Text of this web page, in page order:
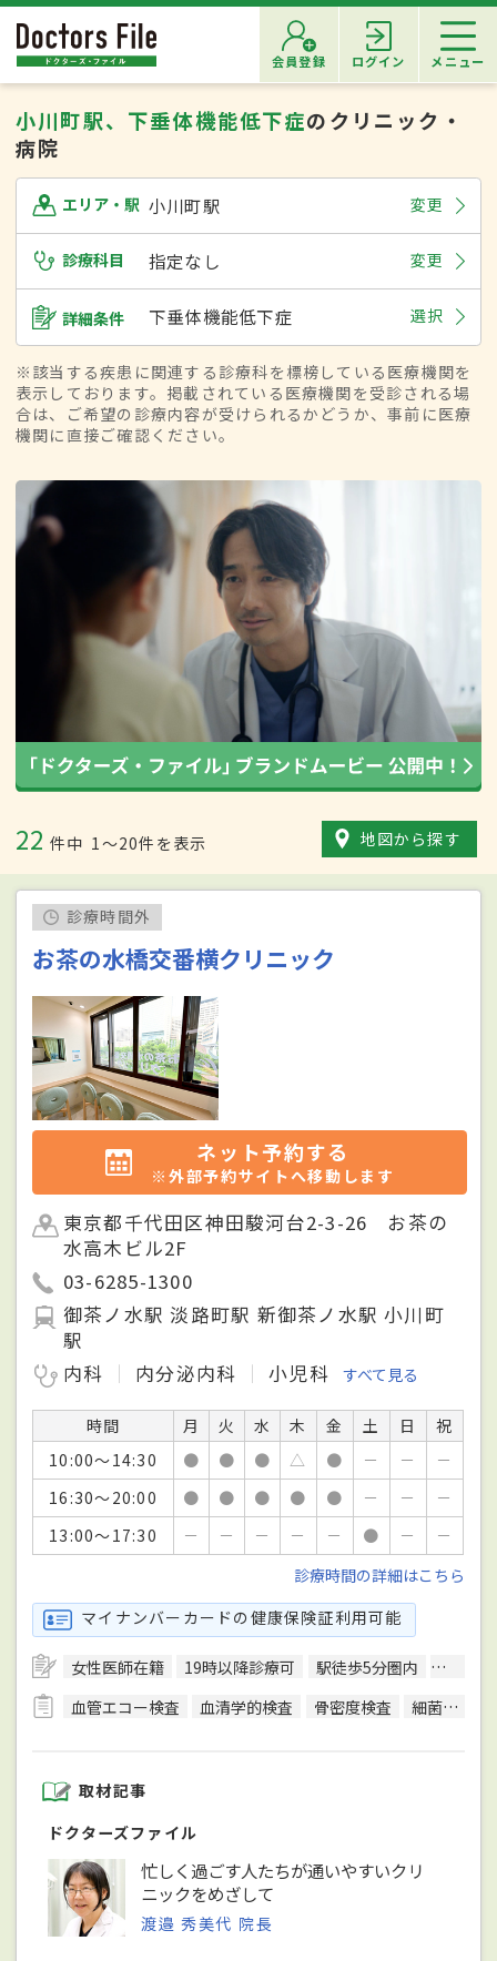
会員登録 ログイン メニュー
小川町駅、下垂体機能低下症のクリニック・
病院
エリア・駅 小川町駅 変更
診療科目 指定なし 変更
詳細条件 下垂体機能低下症 選択
※該当する疾患に関連する診療科を標榜している医療機関を
表示しております。掲載されている医療機関を受診される場
合は、ご希望の診療内容が受けられるかどうか、事前に医療
機関に直接ご確認ください。
22 件中 1〜20件を表示 地図から探す
診療時間外
お茶の水橋交番横クリニック
ネット予約する
※外部予約サイトへ移動します
東京都千代田区神田駿河台2-3-26 お茶の
水高木ビル2F
03-6285-1300
御茶ノ水駅 淡路町駅 新御茶ノ水駅 小川町
駅
内科
内分泌内科 小児科 すべて見る
時間 月 火 水 木 金 土 日
祝
10:00～14:30
● ● ● △ ● － －
－
16:30～20:00
● ● ● ● ● － －
－
13:00～17:30
－ － － － － ● －
－
診療時間の詳細はこちら
マイナンバーカードの健康保険証利用可能
女性医師在籍 19時以降診療可 駅徒歩5分圏内
エレベ
血管エコー検査
血清学的検査 骨密度検査 細菌検査
取材記事
ドクターズファイル
忙しく過ごす人たちが通いやすいクリ
ニックをめざして
渡邉 秀美代 院長